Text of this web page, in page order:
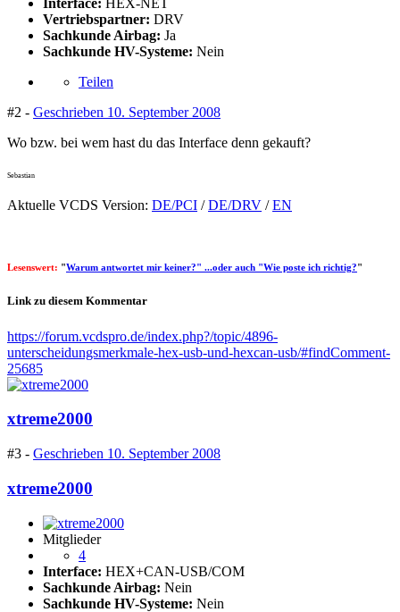
Interface: HEX-NET
Vertriebspartner: DRV
Sachkunde Airbag: Ja
Sachkunde HV-Systeme: Nein
Teilen
#2 - Geschrieben 10. September 2008
Wo bzw. bei wem hast du das Interface denn gekauft?
Sebastian
Aktuelle VCDS Version: DE/PCI /DE/DRV /EN
Lesenswert: "Warum antwortet mir keiner?" ...oder auch "Wie poste ich richtig?"
Link zu diesem Kommentar
https://forum.vcdspro.de/index.php?/topic/4896-
unterscheidungsmerkmale-hex-usb-und-hexcan-usb/#findComment-
25685
xtreme2000
#3 - Geschrieben 10. September 2008
xtreme2000
Mitglieder
4
Interface: HEX+CAN-USB/COM
Sachkunde Airbag: Nein
Sachkunde HV-Systeme: Nein